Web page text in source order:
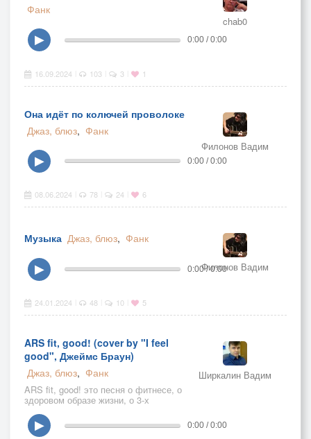
Фанк
chab0
▶ 0:00 / 0:00
16.09.2024 103 3 1
Она идёт по колючей проволоке
Джаз, блюз, Фанк
Филонов Вадим
▶ 0:00 / 0:00
08.06.2024 78 24 6
Музыка Джаз, блюз, Фанк
Филонов Вадим
▶ 0:00 / 0:00
24.01.2024 48 10 5
ARS fit, good! (cover by "I feel
good", Джеймс Браун)
Джаз, блюз, Фанк
ARS fit, good! это песня о фитнесе, о
здоровом образе жизни, о 3-х
ARS fit в Коломне в который я
регулярно хожу на сегодняшний
Ширкалин Вадим
▶ 0:00 / 0:00